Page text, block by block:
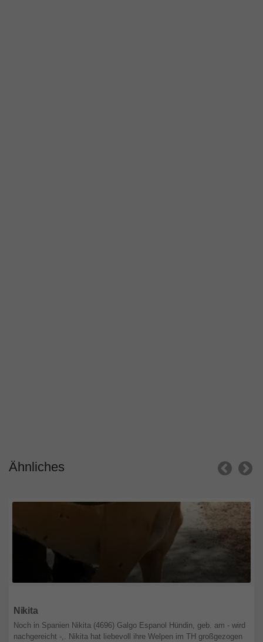
Ähnliches
Nikita
Noch in Spanien Nikita (4696) Galgo Espanol Hündin, geb. am - wird
nachgereicht -,. Nikita hat liebevoll ihre Welpen im TH großgezogen